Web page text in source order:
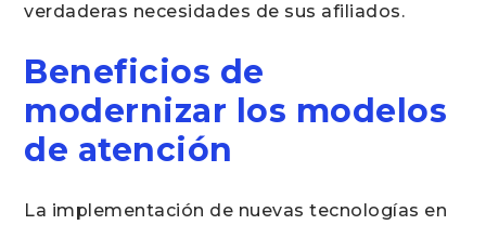
verdaderas necesidades de sus afiliados.
Beneficios de
modernizar los modelos
de atención
La implementación de nuevas tecnologías en